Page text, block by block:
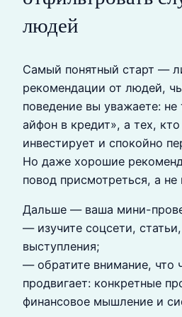
людей
Самый понятный старт —
рекомендации от людей,
поведение вы уважаете: не
айфон в кредит», а тех,
инвестирует и спокойно
Но даже хорошие
повод присмотреться, а не
Дальше — ваша мини-
— изучите соцсети,
выступления;
— обратите внимание, что
продвигает: конкретные
финансовое мышление и